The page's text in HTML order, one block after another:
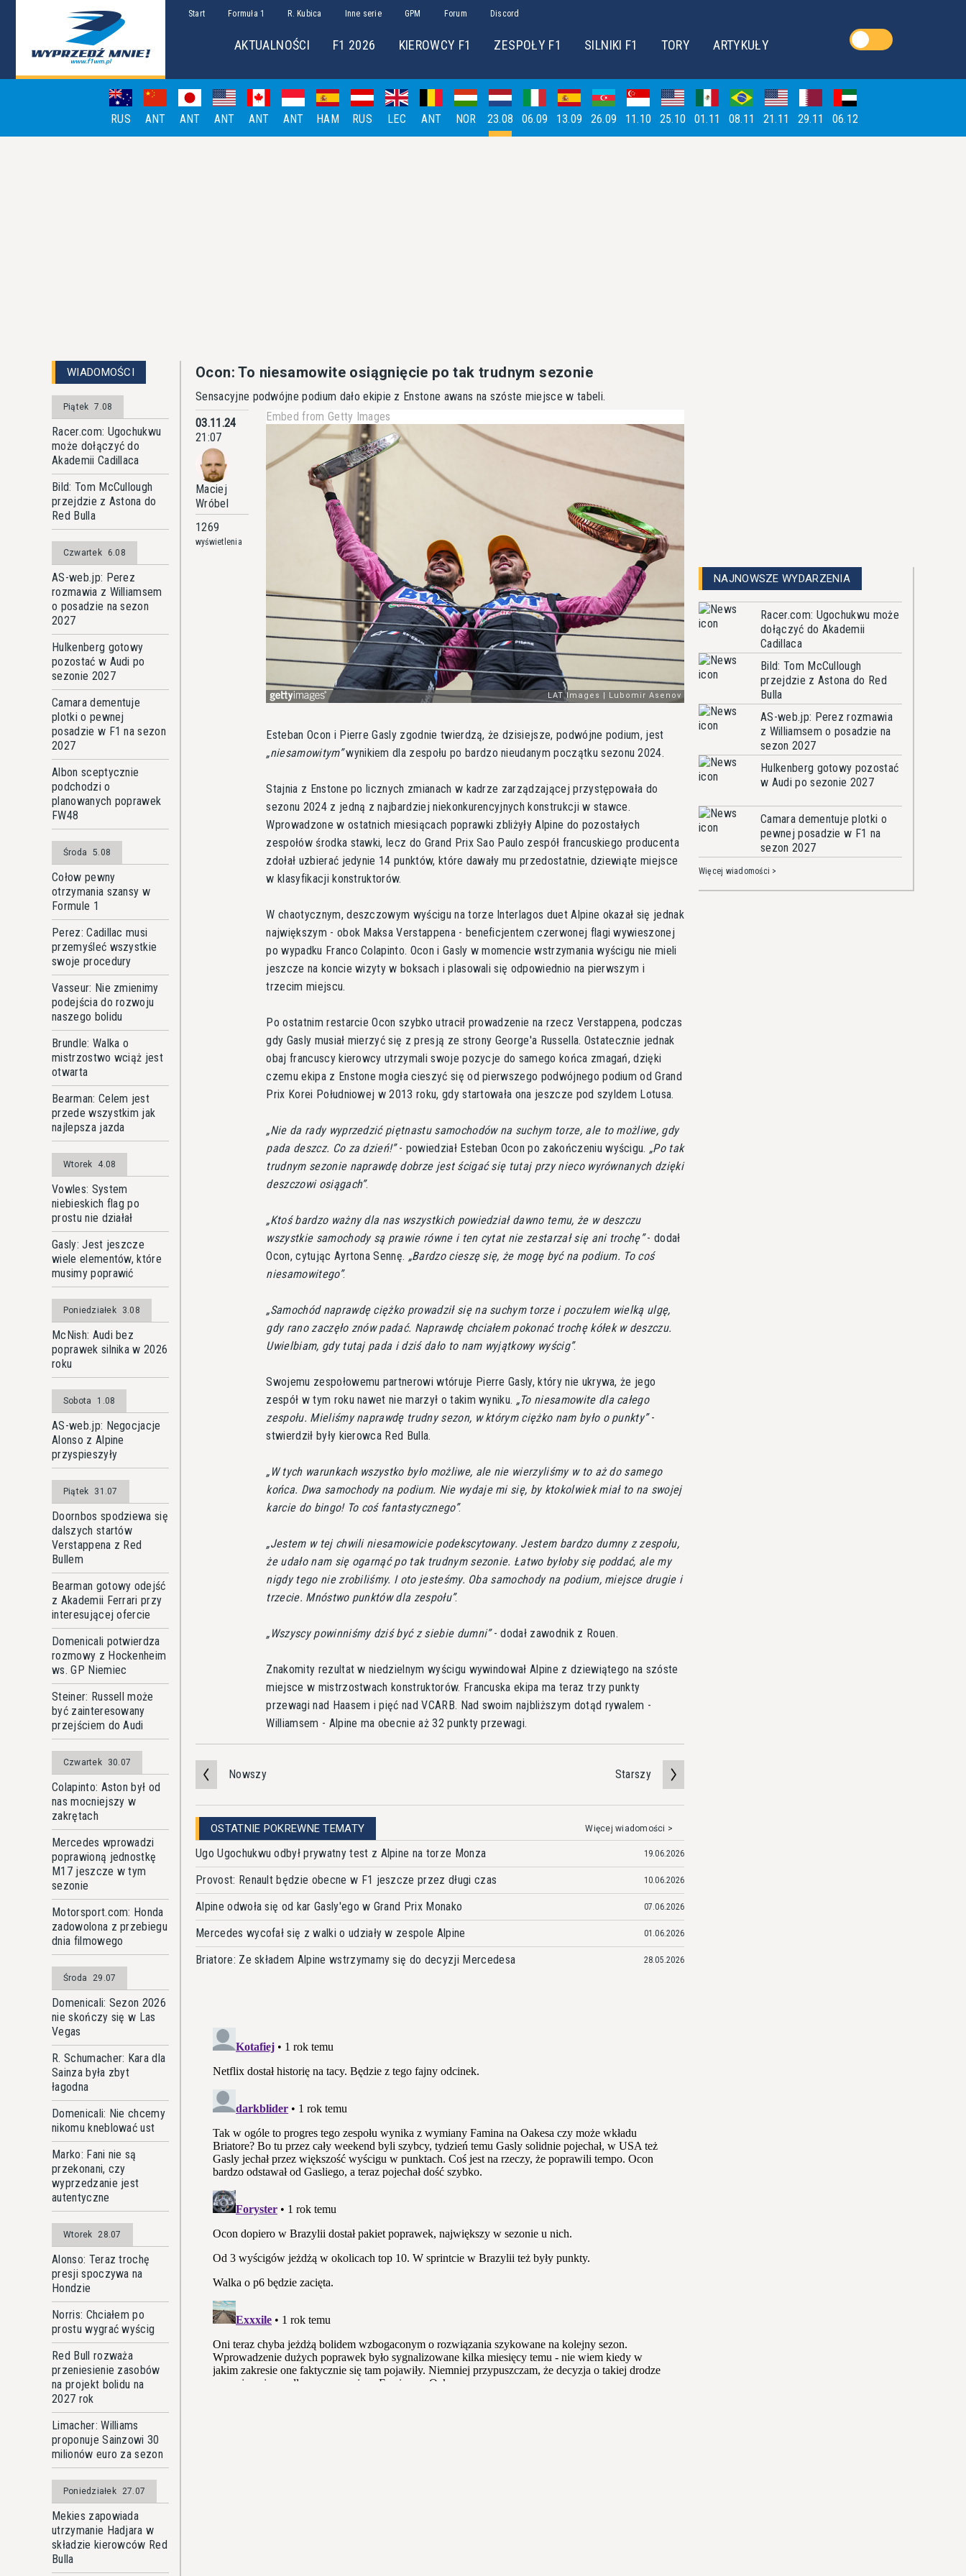
Start Formuła 1 R. Kubica Inne serie GPM Forum Discord
AKTUALNOŚCI F1 2026 KIEROWCY F1 ZESPOŁY F1 SILNIKI F1 TORY ARTYKUŁY
RUS ANT ANT ANT ANT ANT HAM RUS LEC ANT NOR 23.08 06.09 13.09 26.09 11.10 25.10 01.11 08.11 21.11 29.11 06.12
WIADOMOŚCI
Piątek 7.08
Racer.com: Ugochukwu
może dołączyć do
Akademii Cadillaca
Bild: Tom McCullough
przejdzie z Astona do
Red Bulla
Czwartek 6.08
AS-web.jp: Perez
rozmawia z Williamsem
o posadzie na sezon
2027
Hulkenberg gotowy
pozostać w Audi po
sezonie 2027
Camara dementuje
plotki o pewnej
posadzie w F1 na sezon
2027
Albon sceptycznie
podchodzi o
planowanych poprawek
FW48
Środa 5.08
Cołow pewny
otrzymania szansy w
Formule 1
Perez: Cadillac musi
przemyśleć wszystkie
swoje procedury
Vasseur: Nie zmienimy
podejścia do rozwoju
naszego bolidu
Brundle: Walka o
mistrzostwo wciąż jest
otwarta
Bearman: Celem jest
przede wszystkim jak
najlepsza jazda
Wtorek 4.08
Vowles: System
niebieskich flag po
prostu nie działał
Gasly: Jest jeszcze
wiele elementów, które
musimy poprawić
Poniedziałek 3.08
McNish: Audi bez
poprawek silnika w 2026
roku
Sobota 1.08
AS-web.jp: Negocjacje
Alonso z Alpine
przyspieszyły
Piątek 31.07
Doornbos spodziewa się
dalszych startów
Verstappena z Red
Bullem
Bearman gotowy odejść
z Akademii Ferrari przy
interesującej ofercie
Domenicali potwierdza
rozmowy z Hockenheim
ws. GP Niemiec
Steiner: Russell może
być zainteresowany
przejściem do Audi
Czwartek 30.07
Colapinto: Aston był od
nas mocniejszy w
zakrętach
Mercedes wprowadzi
poprawioną jednostkę
M17 jeszcze w tym
sezonie
Motorsport.com: Honda
zadowolona z przebiegu
dnia filmowego
Środa 29.07
Domenicali: Sezon 2026
nie skończy się w Las
Vegas
R. Schumacher: Kara dla
Sainza była zbyt
łagodna
Domenicali: Nie chcemy
nikomu kneblować ust
Marko: Fani nie są
przekonani, czy
wyprzedzanie jest
autentyczne
Wtorek 28.07
Alonso: Teraz trochę
presji spoczywa na
Hondzie
Norris: Chciałem po
prostu wygrać wyścig
Red Bull rozważa
przeniesienie zasobów
na projekt bolidu na
2027 rok
Limacher: Williams
proponuje Sainzowi 30
milionów euro za sezon
Poniedziałek 27.07
Mekies zapowiada
utrzymanie Hadjara w
składzie kierowców Red
Bulla
Ocon: To niesamowite osiągnięcie po tak trudnym sezonie
Sensacyjne podwójne podium dało ekipie z Enstone awans na szóste miejsce w tabeli.
03.11.24
21:07
Maciej
Wróbel
1269
wyświetlenia
Embed from Getty Images
Esteban Ocon i Pierre Gasly zgodnie twierdzą, że dzisiejsze, podwójne podium, jest
niesamowitym wynikiem dla zespołu po bardzo nieudanym początku sezonu 2024.
Stajnia z Enstone po licznych zmianach w kadrze zarządzającej przystępowała do
sezonu 2024 z jedną z najbardziej niekonkurencyjnych konstrukcji w stawce.
Wprowadzone w ostatnich miesiącach poprawki zbliżyły Alpine do pozostałych
zespołów środka stawki, lecz do Grand Prix Sao Paulo zespół francuskiego producenta
zdołał uzbierać jedynie 14 punktów, które dawały mu przedostatnie, dziewiąte miejsce
w klasyfikacji konstruktorów.
W chaotycznym, deszczowym wyścigu na torze Interlagos duet Alpine okazał się jednak
największym - obok Maksa Verstappena - beneficjentem czerwonej flagi wywieszonej
po wypadku Franco Colapinto. Ocon i Gasly w momencie wstrzymania wyścigu nie mieli
jeszcze na koncie wizyty w boksach i plasowali się odpowiednio na pierwszym i
trzecim miejscu.
Po ostatnim restarcie Ocon szybko utracił prowadzenie na rzecz Verstappena, podczas
gdy Gasly musiał mierzyć się z presją ze strony George'a Russella. Ostatecznie jednak
obaj francuscy kierowcy utrzymali swoje pozycje do samego końca zmagań, dzięki
czemu ekipa z Enstone mogła cieszyć się od pierwszego podwójnego podium od Grand
Prix Korei Południowej w 2013 roku, gdy startowała ona jeszcze pod szyldem Lotusa.
Nie da rady wyprzedzić piętnastu samochodów na suchym torze, ale to możliwe, gdy
pada deszcz. Co za dzień! - powiedział Esteban Ocon po zakończeniu wyścigu.
Po tak
trudnym sezonie naprawdę dobrze jest ścigać się tutaj przy nieco wyrównanych dzięki
deszczowi osiągach .
Ktoś bardzo ważny dla nas wszystkich powiedział dawno temu, że w deszczu
wszystkie samochody są prawie równe i ten cytat nie zestarzał się ani trochę - dodał
Ocon, cytując Ayrtona Sennę.
Bardzo cieszę się, że mogę być na podium. To coś
niesamowitego .
Samochód naprawdę ciężko prowadził się na suchym torze i poczułem wielką ulgę,
gdy rano zaczęło znów padać. Naprawdę chciałem pokonać trochę kółek w deszczu.
Uwielbiam, gdy tutaj pada i dziś dało to nam wyjątkowy wyścig .
Swojemu zespołowemu partnerowi wtóruje Pierre Gasly, który nie ukrywa, że jego
zespół w tym roku nawet nie marzył o takim wyniku.
To niesamowite dla całego
zespołu. Mieliśmy naprawdę trudny sezon, w którym ciężko nam było o punkty -
stwierdził były kierowca Red Bulla.
W tych warunkach wszystko było możliwe, ale nie wierzyliśmy w to aż do samego
końca. Dwa samochody na podium. Nie wydaje mi się, by ktokolwiek miał to na swojej
karcie do bingo! To coś fantastycznego .
Jestem w tej chwili niesamowicie podekscytowany. Jestem bardzo dumny z zespołu,
że udało nam się ogarnąć po tak trudnym sezonie. Łatwo byłoby się poddać, ale my
nigdy tego nie zrobiliśmy. I oto jesteśmy. Oba samochody na podium, miejsce drugie i
trzecie. Mnóstwo punktów dla zespołu .
Wszyscy powinniśmy dziś być z siebie dumni - dodał zawodnik z Rouen.
Znakomity rezultat w niedzielnym wyścigu wywindował Alpine z dziewiątego na szóste
miejsce w mistrzostwach konstruktorów. Francuska ekipa ma teraz trzy punkty
przewagi nad Haasem i pięć nad VCARB. Nad swoim najbliższym dotąd rywalem -
Williamsem - Alpine ma obecnie aż 32 punkty przewagi.
Nowszy Starszy
OSTATNIE POKREWNE TEMATY Więcej wiadomości >
Ugo Ugochukwu odbył prywatny test z Alpine na torze Monza 19.06.2026
Provost: Renault będzie obecne w F1 jeszcze przez długi czas 10.06.2026
Alpine odwoła się od kar Gasly'ego w Grand Prix Monako 07.06.2026
Mercedes wycofał się z walki o udziały w zespole Alpine 01.06.2026
Briatore: Ze składem Alpine wstrzymamy się do decyzji Mercedesa 28.05.2026
NAJNOWSZE WYDARZENIA
Racer.com: Ugochukwu może
dołączyć do Akademii
Cadillaca
Bild: Tom McCullough
przejdzie z Astona do Red
Bulla
AS-web.jp: Perez rozmawia
z Williamsem o posadzie na
sezon 2027
Hulkenberg gotowy pozostać
w Audi po sezonie 2027
Camara dementuje plotki o
pewnej posadzie w F1 na
sezon 2027
Więcej wiadomości >